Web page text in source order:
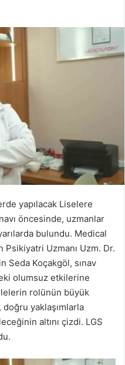
yapılacak Liselere
öncesinde, uzmanlar
bulundu. Medical
Psikiyatri Uzmanı Uzm. Dr.
Seda Koçakgöl, sınav
olumsuz etkilerine
rolünün büyük
yaklaşımlarla
altını çizdi. LGS